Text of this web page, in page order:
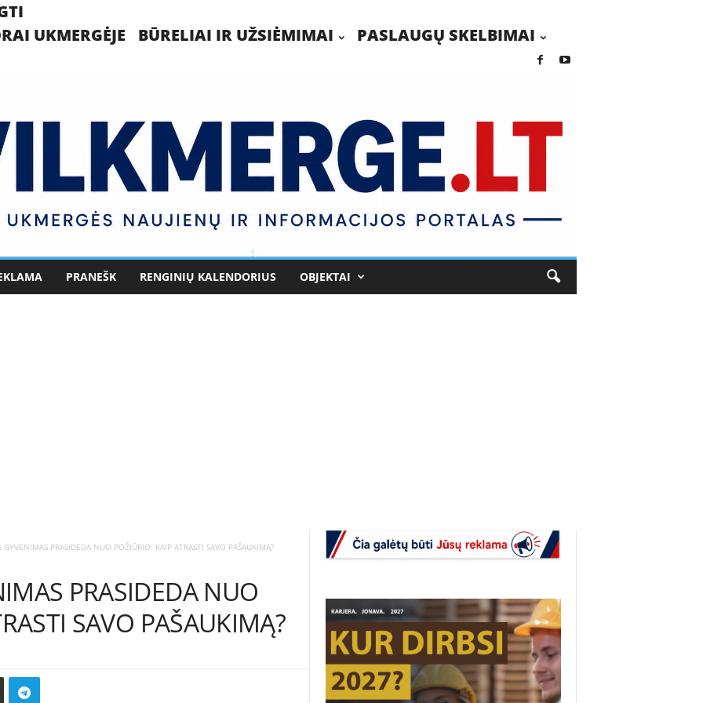
UKMERGĖJE BŪRELIAI IR UŽSIĖMIMAI PASLAUGŲ SKELBIMAI
PRANEŠK RENGINIŲ KALENDORIUS OBJEKTAI
GYVENIMAS PRASIDEDA NUO POŽIŪRIO: KAIP ATRASTI SAVO PAŠAUKIMĄ?
PRASIDEDA NUO
SAVO PAŠAUKIMĄ?